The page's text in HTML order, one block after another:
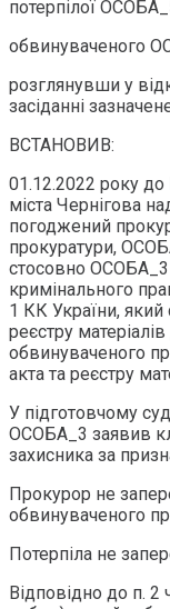
потерпілої
обвинуваченого
розглянувши у
засіданні
ВСТАНОВИВ:
01.12.2022 року
міста Чернігова
погоджений
прокуратури,
стосовно ОСОБА_3
кримінального
1 КК України, який
реєстру
обвинуваченого
акта та реєстру
У підготовчому
ОСОБА_3 заявив
захисника за
Прокурор не
обвинуваченого
Потерпіла не
Відповідно до п. 2